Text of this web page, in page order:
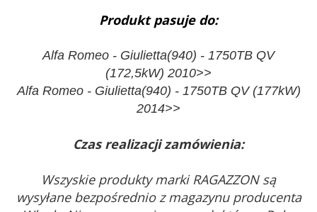
Produkt pasuje do:
Alfa Romeo - Giulietta(940) - 1750TB QV
(172,5kW) 2010>>
Alfa Romeo - Giulietta(940) - 1750TB QV (177kW)
2014>>
Czas realizacji zamówienia:
Wszyskie produkty marki RAGAZZON są
wysyłane bezpośrednio z magazynu producenta